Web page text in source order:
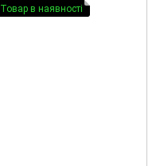
Товар в наявності